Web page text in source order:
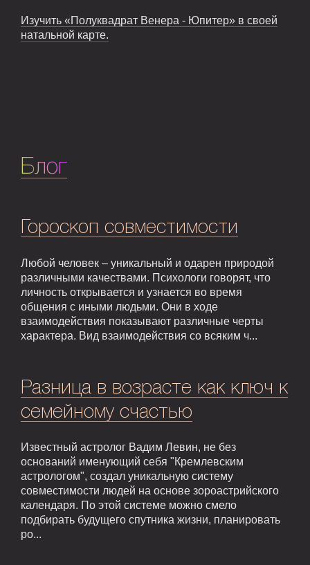
Изучить «Полуквадрат Венера - Юпитер» в своей
натальной карте.
Блог
Гороскоп совместимости
Любой человек – уникальный и одарен природой
различными качествами. Психологи говорят, что
личность открывается и узнается во время
общения с иными людьми. Они в ходе
взаимодействия показывают различные черты
характера. Вид взаимодействия со всяким ч...
Разница в возрасте как ключ к
семейному счастью
Известный астролог Вадим Левин, не без
оснований именующий себя "Кремлевским
астрологом", создал уникальную систему
совместимости людей на основе зороастрийского
календаря. По этой системе можно смело
подбирать будущего спутника жизни, планировать
ро...